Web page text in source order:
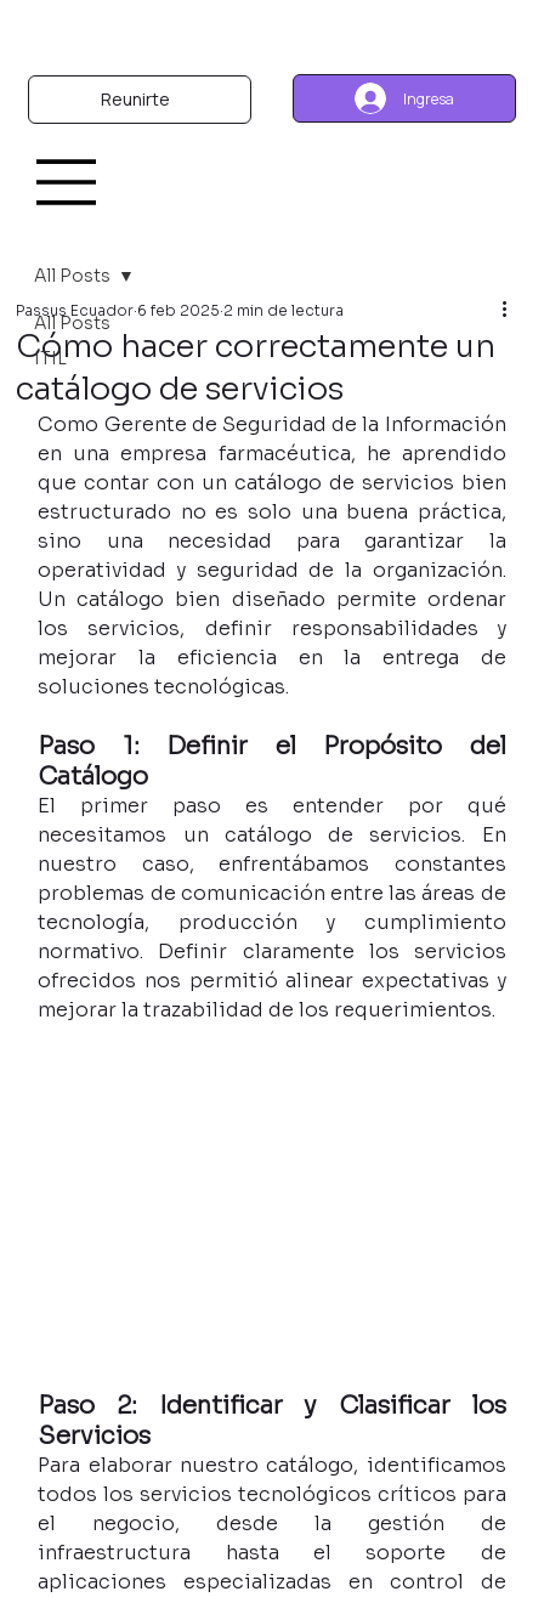
Reunirte Ingresa
All Posts
ITIL
All Posts
Cómo hacer correctamente un
catálogo de servicios
Passus Ecuador 6 feb 2025 2 min de lectura
Como Gerente de Seguridad de la Información
en una empresa farmacéutica, he aprendido
que contar con un catálogo de servicios bien
estructurado no es solo una buena práctica,
sino una necesidad para garantizar la
operatividad y seguridad de la organización.
Un catálogo bien diseñado permite ordenar
los servicios, definir responsabilidades y
mejorar la eficiencia en la entrega de
soluciones tecnológicas.
Paso 1: Definir el Propósito del
Catálogo
El primer paso es entender por qué
necesitamos un catálogo de servicios. En
nuestro caso, enfrentábamos constantes
problemas de comunicación entre las áreas de
tecnología, producción y cumplimiento
normativo. Definir claramente los servicios
ofrecidos nos permitió alinear expectativas y
mejorar la trazabilidad de los requerimientos.
Paso 2: Identificar y Clasificar los
Servicios
Para elaborar nuestro catálogo, identificamos
todos los servicios tecnológicos críticos para
el negocio, desde la gestión de
infraestructura hasta el soporte de
aplicaciones especializadas en control de